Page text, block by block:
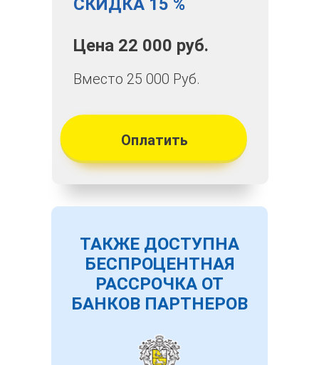
Цена 22 000 руб.
Вместо 25 000 Руб.
ТАКЖЕ ДОСТУПНА
БЕСПРОЦЕНТНАЯ
РАССРОЧКА ОТ
БАНКОВ ПАРТНЕРОВ
СКИДКА 15 %
Оплатить